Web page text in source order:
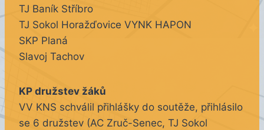
TJ Baník Stříbro
TJ Sokol Horažďovice VYNK HAPON
SKP Planá
Slavoj Tachov
KP družstev žáků
VV KNS schválil přihlášky do soutěže, přihlásilo
se 6 družstev (AC Zruč-Senec, TJ Sokol